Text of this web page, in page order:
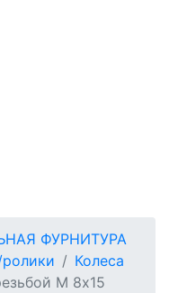
ФУРНИТУРА
Колеса
М 8х15